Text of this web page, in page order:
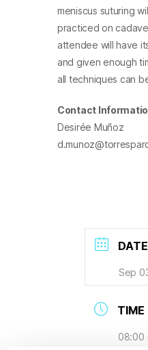
meniscus suturing
practiced on
attendee will have
and given enough
all techniques can
Contact
Desirée Muñoz
DATE
Sep
TIME
08:00